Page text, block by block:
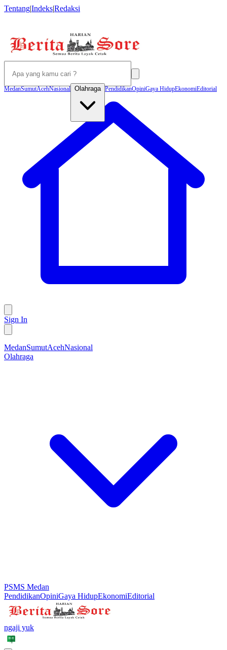
Tentang|Indeks|Redaksi
MedanSumutAcehNasional Olahraga PendidikanOpiniGaya HidupEkonomiEditorial
Sign In
MedanSumutAcehNasional
Olahraga
PSMS Medan
PendidikanOpiniGaya HidupEkonomiEditorial
ngaji yuk